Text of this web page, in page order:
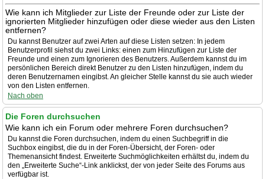
Wie kann ich Mitglieder zur Liste der Freunde oder zur Liste der
ignorierten Mitglieder hinzufügen oder diese wieder aus den Listen
entfernen?
Du kannst Benutzer auf zwei Arten auf diese Listen setzen: In jedem
Benutzerprofil siehst du zwei Links: einen zum Hinzufügen zur Liste der
Freunde und einen zum Ignorieren des Benutzers. Außerdem kannst du im
persönlichen Bereich direkt Benutzer zu den Listen hinzufügen, indem du
deren Benutzernamen eingibst. An gleicher Stelle kannst du sie auch wieder
von den Listen entfernen.
Nach oben
Die Foren durchsuchen
Wie kann ich ein Forum oder mehrere Foren durchsuchen?
Du kannst die Foren durchsuchen, indem du einen Suchbegriff in die
Suchbox eingibst, die du in der Foren-Übersicht, der Foren- oder
Themenansicht findest. Erweiterte Suchmöglichkeiten erhältst du, indem du
den „Erweiterte Suche“-Link anklickst, der von jeder Seite des Forums aus
verfügbar ist.